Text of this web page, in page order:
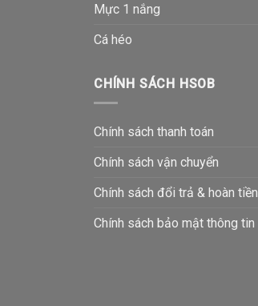
Mực 1 nắng
Cá héo
CHÍNH SÁCH HSOB
Chính sách thanh toán
Chính sách vận chuyển
Chính sách đổi trả & hoàn tiền
Chính sách bảo mật thông tin